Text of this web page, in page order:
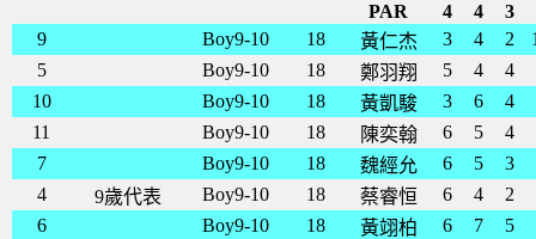
PAR
4 4
3
9
Boy9-10 18 黃仁杰 3 4 2
5
Boy9-10 18 鄭羽翔 5 4
4
10
Boy9-10 18 黃凱駿 3 6
4
11
Boy9-10 18 陳奕翰 6 5
4
7
Boy9-10 18 魏經允 6 5
3
4
9歲代表 Boy9-10 18 蔡睿恒 6 4
2
6
Boy9-10 18 黃翊柏 6 7
5